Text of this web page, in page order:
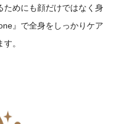
ためにも顔だけではなく身
』で全身をしっかりケア
。